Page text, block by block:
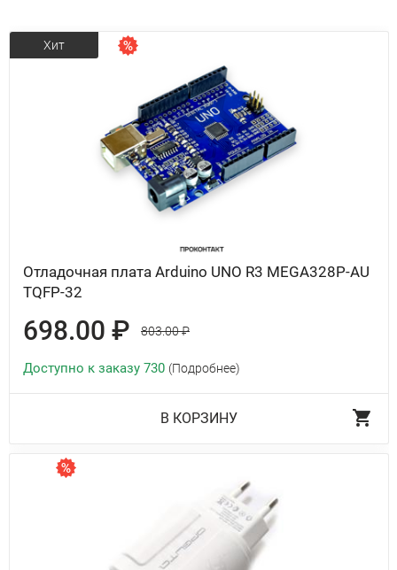
Отладочная плата Arduino UNO R3 MEGA328P-AU
TQFP-32
698.00 ₽ 803.00 ₽
Хит
Доступно к заказу 730 (Подробнее)
В КОРЗИНУ